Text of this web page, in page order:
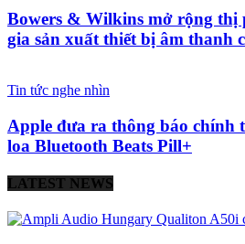
Bowers & Wilkins mở rộng thị
gia sản xuất thiết bị âm thanh
Tin tức nghe nhìn
Apple đưa ra thông báo chính
loa Bluetooth Beats Pill+
LATEST NEWS